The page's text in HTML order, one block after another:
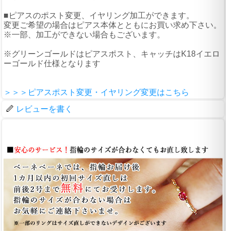
■ピアスのポスト変更、イヤリング加工ができます。
変更ご希望の場合はピアス本体とともにお買い求め下さい。
※一部、加工ができない場合もございます。
※グリーンゴールドはピアスポスト、キャッチはK18イエロ
ーゴールド仕様となります
＞＞＞ピアスポスト変更・イヤリング変更はこちら
レビューを書く